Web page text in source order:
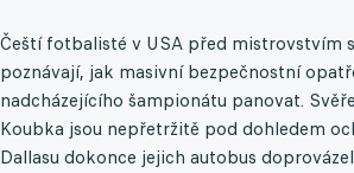
Čeští fotbalisté v USA před mistrovstvím
poznávají, jak masivní bezpečnostní
nadcházejícího šampionátu panovat.
Koubka jsou nepřetržitě pod dohledem
Dallasu dokonce jejich autobus